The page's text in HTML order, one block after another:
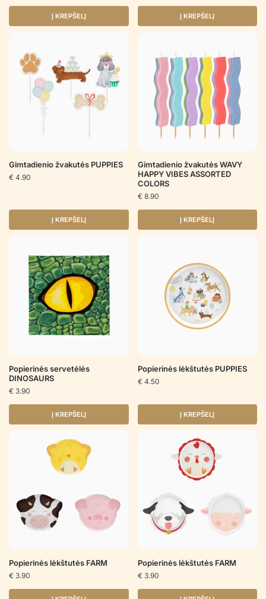
Į KREPŠELĮ Į KREPŠELĮ
Gimtadienio žvakutės PUPPIES
€ 4.90
Į KREPŠELĮ
Gimtadienio žvakutės WAVY
HAPPY VIBES ASSORTED
COLORS
€ 8.90
Į KREPŠELĮ
Popierinės servetėlės
DINOSAURS
€ 3.90
Į KREPŠELĮ
Popierinės lėkštutės PUPPIES
€ 4.50
Į KREPŠELĮ
Popierinės lėkštutės FARM
€ 3.90
Popierinės lėkštutės FARM
€ 3.90